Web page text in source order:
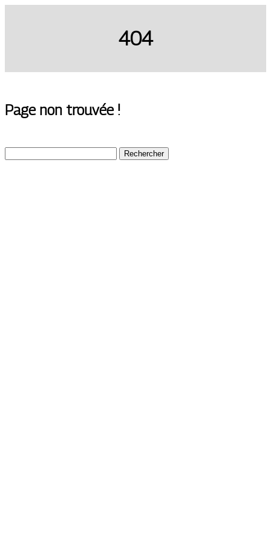
404
Page non trouvée !